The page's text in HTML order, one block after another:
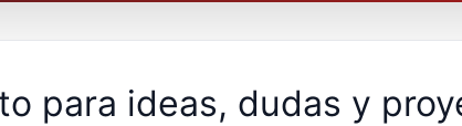
para ideas, dudas y